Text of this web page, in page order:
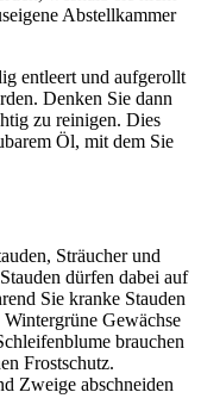
Abstellkammer
entleert und aufgerollt
Denken Sie dann
zu reinigen. Dies
Öl, mit dem Sie
Sträucher und
dürfen dabei auf
Sie kranke Stauden
Gewächse
brauchen
Frostschutz.
Zweige abschneiden